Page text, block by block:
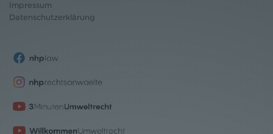
Impressum
Datenschutzerklärung